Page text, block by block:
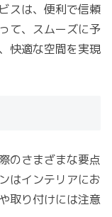
スは、便利で信頼
て、スムーズに予
快適な空間を実現
のさまざまな要点
はインテリアにお
取り付けには注意